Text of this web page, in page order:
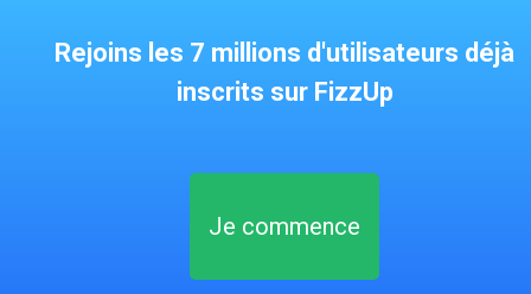
Rejoins les 7 millions d'utilisateurs déjà
inscrits sur FizzUp
Je commence